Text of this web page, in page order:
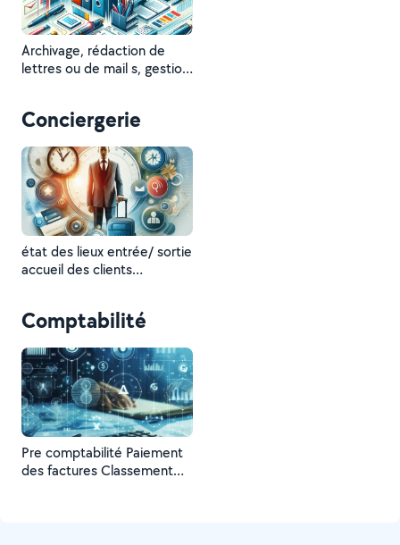
Archivage, rédaction de
lettres ou de mail s, gestion
Conciergerie
état des lieux entrée/ sortie
accueil des clients
déplacements /voyages
culturelles
Comptabilité
Pre comptabilité Paiement
des factures Classement